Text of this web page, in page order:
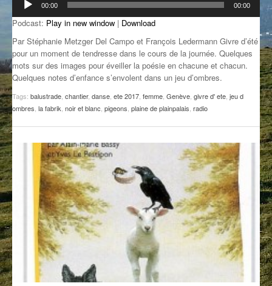
IL ÉTAIT UNE FOIS
L’ASTUCE DE LA PORTE EN BOIS
LA MINUTE LITTÉRAIRE
MUSIQUE DES ANTIPODES
NOS ANCIENS
SONORIK
THEME FORCE
ZIRCONIUM
audio
00:00 00:00
Podcast: Play in new window | Download
Par Stéphanie Metzger Del Campo et François Ledermann Givre d’été
pour un moment de tendresse dans le cours de la journée. Quelques
mots sur des images pour éveiller la poésie en chacune et chacun.
Quelques notes d’enfance s’envolent dans un jeu d’ombres.
Tags: balustrade chantier, danse ete 2017 femme Genève givre d' ete jeu d
ombres la fabrik noir et blanc pigeons plaine de plainpalais radio